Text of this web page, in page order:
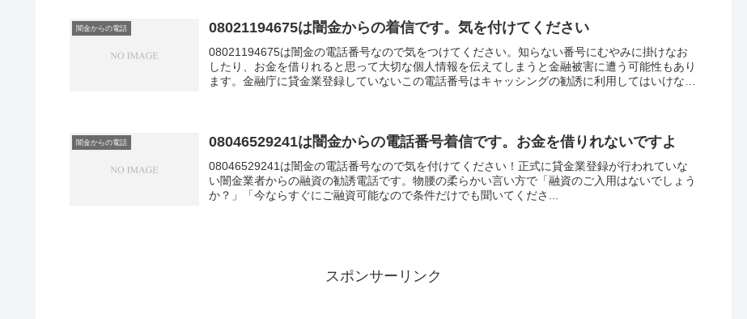
闇金からの電話 08021194675は闇金からの着信です。気を付けてください
08021194675は闇金の電話番号なので気をつけてください。知らない番号にむやみに掛けなお
したり、お金を借りれると思って大切な個人情報を伝えてしまうと金融被害に遭う可能性もあり
ます。金融庁に貸金業登録していないこの電話番号はキャッシングの勧誘に利用してはいけない
闇金からの電話 08046529241は闇金からの電話番号着信です。お金を借りれないですよ
08046529241は闇金の電話番号なので気を付けてください！正式に貸金業登録が行われていな
い闇金業者からの融資の勧誘電話です。物腰の柔らかい言い方で「融資のご入用はないでしょう
か？」「今ならすぐにご融資可能なので条件だけでも聞いてくださ...
スポンサーリンク